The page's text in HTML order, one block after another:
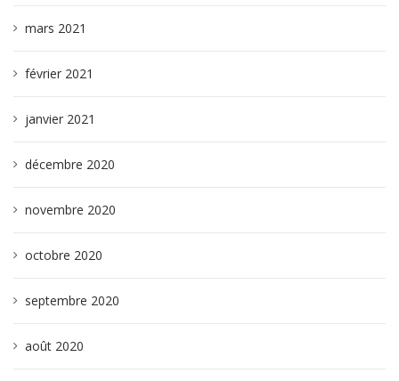
mars 2021
février 2021
janvier 2021
décembre 2020
novembre 2020
octobre 2020
septembre 2020
août 2020